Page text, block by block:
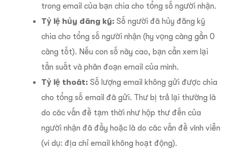
trong email của bạn chia cho tổng số người nhận.
Tỷ lệ hủy đăng ký: Số người đã hủy đăng ký
chia cho tổng số người nhận (hy vọng càng gần 0
càng tốt). Nếu con số này cao, bạn cần xem lại
tần suất và phân đoạn email của mình.
Tỷ lệ thoát: Số lượng email không gửi được chia
cho tổng số email đã gửi. Thư bị trả lại thường là
do các vấn đề tạm thời như hộp thư đến của
người nhận đã đầy hoặc là do các vấn đề vĩnh viễn
(ví dụ: địa chỉ email không hoạt động).